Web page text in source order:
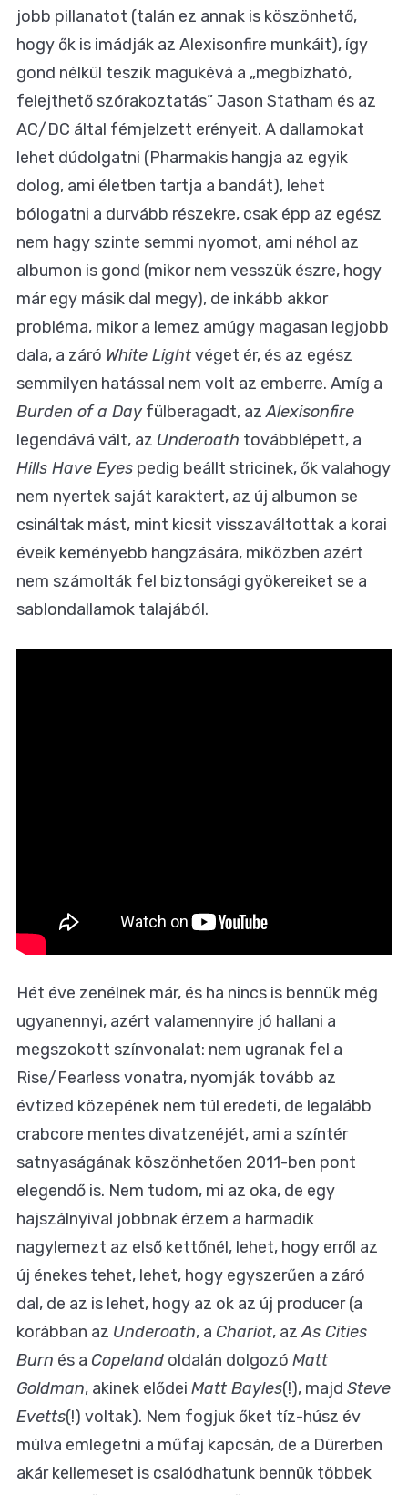
jobb pillanatot (talán ez annak is köszönhető,
hogy ők is imádják az Alexisonfire munkáit), így
gond nélkül teszik magukévá a „megbízható,
felejthető szórakoztatás” Jason Statham és az
AC/DC által fémjelzett erényeit. A dallamokat
lehet dúdolgatni (Pharmakis hangja az egyik
dolog, ami életben tartja a bandát), lehet
bólogatni a durvább részekre, csak épp az egész
nem hagy szinte semmi nyomot, ami néhol az
albumon is gond (mikor nem vesszük észre, hogy
már egy másik dal megy), de inkább akkor
probléma, mikor a lemez amúgy magasan legjobb
dala, a záró White Lightvéget ér, és az egész
semmilyen hatással nem volt az emberre. Amíg a
Burden of a Dayfülberagadt, azAlexisonfire
legendává vált, az Underoath továbblépett, a
Hills Have Eyes pedig beállt stricinek, ők valahogy
nem nyertek saját karaktert, az új albumon se
csináltak mást, mint kicsit visszaváltottak a korai
éveik keményebb hangzására, miközben azért
nem számolták fel biztonsági gyökereiket se a
sablondallamok talajából.
Hét éve zenélnek már, és ha nincs is bennük még
ugyanennyi, azért valamennyire jó hallani a
megszokott színvonalat: nem ugranak fel a
Rise/Fearless vonatra, nyomják tovább az
évtized közepének nem túl eredeti, de legalább
crabcore mentes divatzenéjét, ami a színtér
satnyaságának köszönhetően 2011-ben pont
elegendő is. Nem tudom, mi az oka, de egy
hajszálnyival jobbnak érzem a harmadik
nagylemezt az első kettőnél, lehet, hogy erről az
új énekes tehet, lehet, hogy egyszerűen a záró
dal, de az is lehet, hogy az ok az új producer (a
korábban az Underoath, a Chariot, azAs Cities
Burn és a Copeland oldalán dolgozó Matt
Goldman, akinek elődei Matt Bayles(!), majd Steve
Evetts(!) voltak). Nem fogjuk őket tíz-húsz év
múlva emlegetni a műfaj kapcsán, de a Dürerben
akár kellemeset is csalódhatunk bennük többek